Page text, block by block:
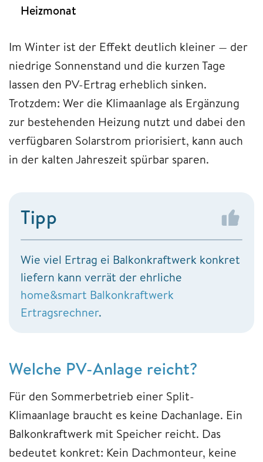
Heizmonat
Im Winter ist der Effekt deutlich kleiner — der
niedrige Sonnenstand und die kurzen Tage
lassen den PV-Ertrag erheblich sinken.
Trotzdem: Wer die Klimaanlage als Ergänzung
zur bestehenden Heizung nutzt und dabei den
verfügbaren Solarstrom priorisiert, kann auch
in der kalten Jahreszeit spürbar sparen.
Tipp
Wie viel Ertrag ei Balkonkraftwerk konkret
liefern kann verrät der ehrliche
home&smart Balkonkraftwerk
Ertragsrechner.
Welche PV-Anlage reicht?
Für den Sommerbetrieb einer Split-
Klimaanlage braucht es keine Dachanlage. Ein
Balkonkraftwerk mit Speicher reicht. Das
bedeutet konkret: Kein Dachmonteur, keine